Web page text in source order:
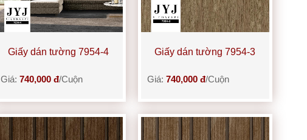
Giấy dán tường 7954-4
Giá: 740,000 đ/Cuộn
Giấy dán tường 7954-3
Giá: 740,000 đ/Cuộn